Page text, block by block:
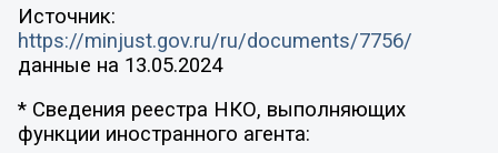
Источник:
https://minjust.gov.ru/ru/documents/7756/
данные на 13.05.2024
* Сведения реестра НКО, выполняющих
функции иностранного агента: